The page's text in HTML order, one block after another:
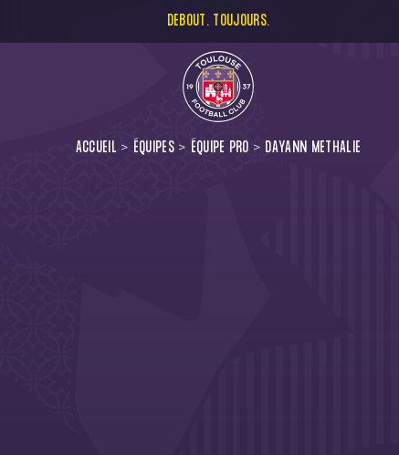
DEBOUT. TOUJOURS.
ACCUEIL ÉQUIPES ÉQUIPE PRO DAYANN METHALIE